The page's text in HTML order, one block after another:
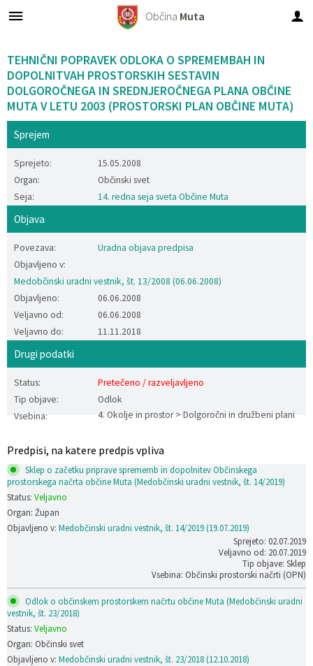
Občina Muta
TEHNIČNI POPRAVEK ODLOKA O SPREMEMBAH IN
DOPOLNITVAH PROSTORSKIH SESTAVIN
DOLGOROČNEGA IN SREDNJEROČNEGA PLANA OBČINE
MUTA V LETU 2003 (PROSTORSKI PLAN OBČINE MUTA)
Sprejem
Sprejeto:
15.05.2008
Organ:
Občinski svet
Seja:
14. redna seja sveta Občine Muta
Objava
Povezava:
Uradna objava predpisa
Objavljeno v:
Medobčinski uradni vestnik, št. 13/2008 (06.06.2008)
Objavljeno:
06.06.2008
Veljavno od:
06.06.2008
Veljavno do:
11.11.2018
Drugi podatki
Status:
Pretečeno / razveljavljeno
Tip objave:
Odlok
Vsebina:
4. Okolje in prostor > Dolgoročni in družbeni plani
Predpisi, na katere predpis vpliva
Sklep o začetku priprave sprememb in dopolnitev Občinskega
prostorskega načrta občine Muta (Medobčinski uradni vestnik, št. 14/2019)
Status: Veljavno
Organ: Župan
Objavljeno v: Medobčinski uradni vestnik, št. 14/2019 (19.07.2019)
Sprejeto: 02.07.2019
Veljavno od: 20.07.2019
Tip objave: Sklep
Vsebina: Občinski prostorski načrti (OPN)
Odlok o občinskem prostorskem načrtu občine Muta (Medobčinski uradni
vestnik, št. 23/2018)
Status: Veljavno
Organ: Občinski svet
Objavljeno v: Medobčinski uradni vestnik, št. 23/2018 (12.10.2018)
Predstavitev občine
Imenik zaposlenih
Občinski simboli
Vizitka občine
Občinski predpisi
Predpisi v pripravi
Varstvo osebnih podatkov
Katalog informacij javnega značaja
Županja
Podžupan
OBČINSKI SVET
Komisije in odbori
Nadzorni odbor
Vaški odbori
VARNOSTNI SOSVET
Člani občinskega sveta
Seje občinskega sveta
Novice in obvestila
Dogodki
Zapore cest
Razpisi, namere, natečaji...
Občinski časopis - Mučan
Občinski predpisi
Proračun občine
Lokalne volitve
Vloge in obrazci
Predlogi in prijave
E-rezervacije
Virtualna panorama
Znamenitosti
Turistično društvo Muta
Turistični ponudniki
Mitnica
Muzej
Rotunda Sv. Janeza Krstnika
Prenočišča
Gostinstvo in turistične kmetije
Piknik prostor
Splavarjenje
Pomembni kontakti
Društva
Javni zavodi
Gospodarski subjekti
Za pričetek iskanja kliknite na puščico >